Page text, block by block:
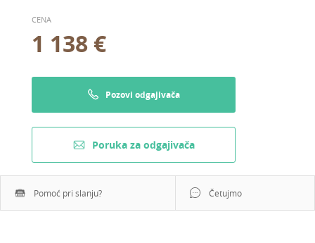
CENA
1 138 €
Pozovi odgajivača
Poruka za odgajivača
Pomoć pri slanju? Četujmo